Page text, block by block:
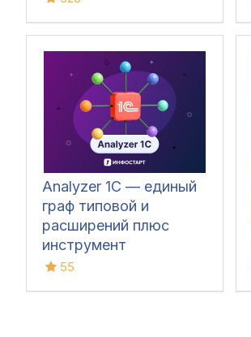
Analyzer 1C — единый
граф типовой и
расширений плюс
инструмент
обновления поставки
55